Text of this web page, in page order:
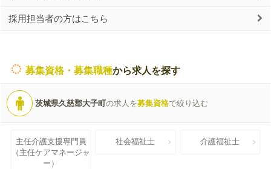
採用担当者の方はこちら
募集資格・募集職種から求人を探す
茨城県久慈郡大子町の求人を募集資格で絞り込む
主任介護支援専門員
（主任ケアマネージャ
ー）
社会福祉士 介護福祉士